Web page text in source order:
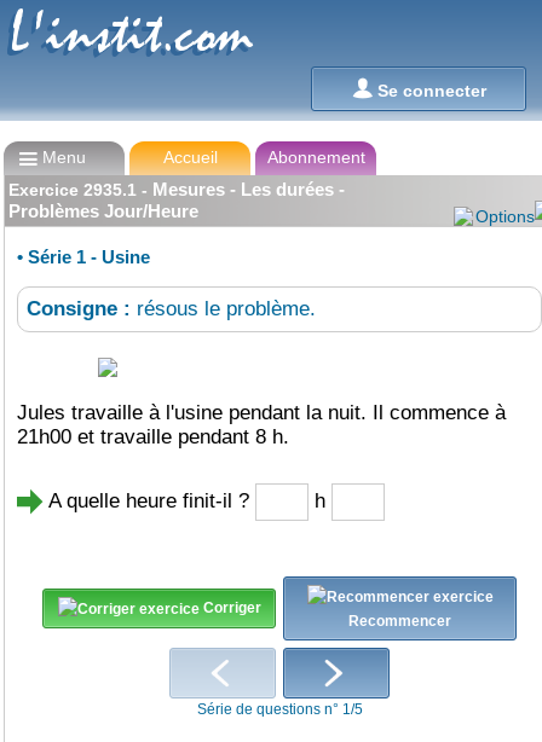
Se connecter
L'instit.com
L'instit.com
Menu Accueil
Abonnement
Exercice 2935.1 - Mesures - Les durées -
Problèmes Jour/Heure
Options
• Série 1 - Usine
Consigne : résous le problème.
Jules travaille à l'usine pendant la nuit. Il commence à
21h00 et travaille pendant 8 h.
A quelle heure finit-il ? h
Corriger
Recommencer
Série de questions n° 1/5